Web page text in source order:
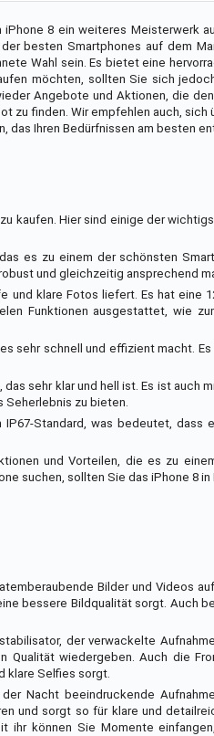
8 ein weiteres Meisterwerk
besten Smartphones auf dem
Wahl sein. Es bietet eine
möchten, sollten Sie sich
Angebote und Aktionen, die
zu finden. Wir empfehlen auch,
das Ihren Bedürfnissen am besten
kaufen. Hier sind einige der
es zu einem der schönsten
und gleichzeitig ansprechend
und klare Fotos liefert. Es hat eine
Funktionen ausgestattet, wie
sehr schnell und effizient macht.
das sehr klar und hell ist. Es ist
Seherlebnis zu bieten.
Standard, was bedeutet, dass
und Vorteilen, die es zu
suchen, sollten Sie das iPhone 8
Bilder und Videos
bessere Bildqualität sorgt. Auch
der verwackelte
Qualität wiedergeben. Auch die
klare Selfies sorgt.
Nacht beeindruckende
und sorgt so für klare und
können Sie Momente